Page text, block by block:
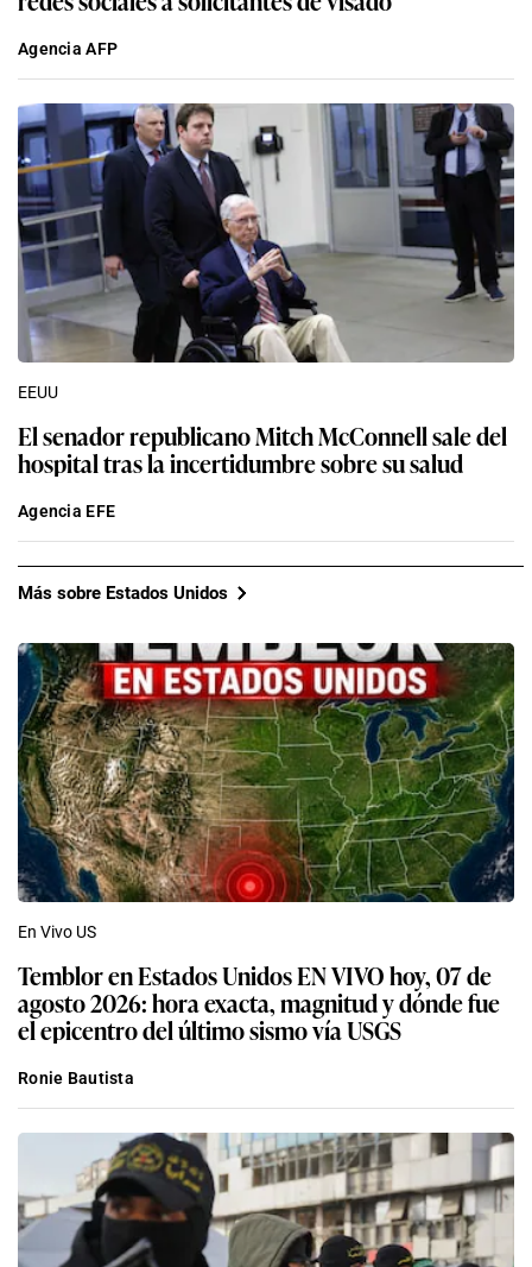
Agencia AFP
EEUU
El senador republicano Mitch McConnell sale del
hospital tras la incertidumbre sobre su salud
Agencia EFE
Más sobre Estados Unidos
En Vivo US
Temblor en Estados Unidos EN VIVO hoy, 07 de
agosto 2026: hora exacta, magnitud y dónde fue
el epicentro del último sismo vía USGS
Ronie Bautista